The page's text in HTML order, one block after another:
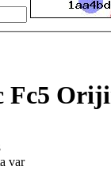
var